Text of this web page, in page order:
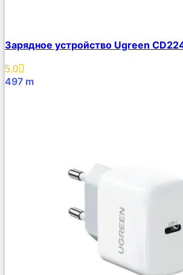
Зарядное устройство Ugreen
5.0
497 m